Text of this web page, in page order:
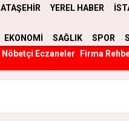
ATAŞEHİR YEREL HABER
EKONOMİ SAĞLIK SPOR
Nöbetçi Eczaneler Firma